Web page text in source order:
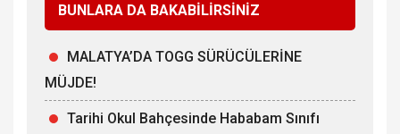
BUNLARA DA BAKABİLİRSİNİZ
MALATYA’DA TOGG SÜRÜCÜLERİNE
MÜJDE!
Tarihi Okul Bahçesinde Hababam Sınıfı